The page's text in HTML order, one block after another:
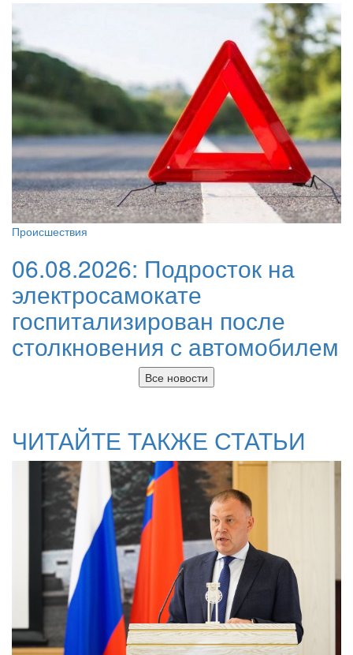
Происшествия
06.08.2026: Подросток на
электросамокате
госпитализирован после
столкновения с автомобилем
Все новости
ЧИТАЙТЕ ТАКЖЕ СТАТЬИ